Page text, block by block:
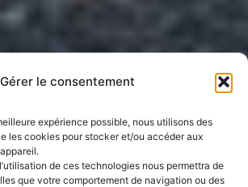
Gérer le consentement
expérience possible, nous utilisons des
les cookies pour stocker et/ou accéder aux
de ces technologies nous permettra de
que votre comportement de navigation ou des